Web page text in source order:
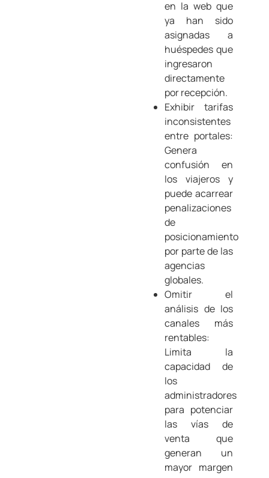
en la web que
ya han sido
asignadas a
huéspedes que
ingresaron
directamente
por recepción.
Exhibir tarifas
inconsistentes
entre portales:
Genera
confusión en
los viajeros y
puede acarrear
penalizaciones
de
posicionamiento
por parte de las
agencias
globales.
Omitir el
análisis de los
canales más
rentables:
Limita la
capacidad de
los
administradores
para potenciar
las vías de
venta que
generan un
mayor margen